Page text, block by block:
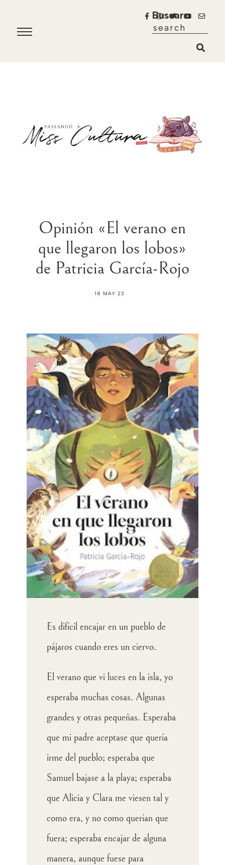
Buscar
Opinión «El verano en
que llegaron los lobos»
de Patricia García-Rojo
18 MAY 23
Es difícil encajar en un pueblo de
pájaros cuando eres un ciervo.
El verano que vi luces en la isla, yo
esperaba muchas cosas. Algunas
grandes y otras pequeñas. Esperaba
que mi padre aceptase que quería
irme del pueblo; esperaba que
Samuel bajase a la playa; esperaba
que Alicia y Clara me viesen tal y
como era, y no como querían que
fuera; esperaba encajar de alguna
manera, aunque fuese para